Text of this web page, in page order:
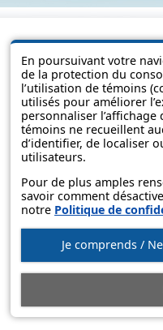
En poursuivant votre
de la protection du
l’utilisation de témoins
utilisés pour améliorer
personnaliser l’affichage
témoins ne recueillent
d’identifier, de localiser
utilisateurs.
Pour de plus amples
savoir comment
notre Politique de
Je comprends /